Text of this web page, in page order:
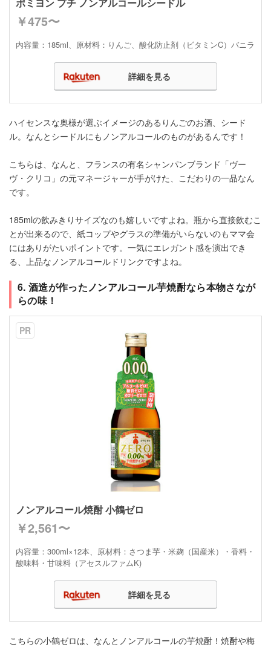
￥475〜
内容量：185ml、原材料：りんご、酸化防止剤（ビタミンC）バニラ
詳細を見る
ハイセンスな奥様が選ぶイメージのあるりんごのお酒、シード
ル。なんとシードルにもノンアルコールのものがあるんです！
こちらは、なんと、フランスの有名シャンパンブランド「ヴー
ヴ・クリコ」の元マネージャーが手がけた、こだわりの一品なん
です。
185mlの飲みきりサイズなのも嬉しいですよね。瓶から直接飲むこ
とが出来るので、紙コップやグラスの準備がいらないのもママ会
にはありがたいポイントです。一気にエレガント感を演出でき
る、上品なノンアルコールドリンクですよね。
6. 酒造が作ったノンアルコール芋焼酎なら本物さなが
らの味！
PR
ノンアルコール焼酎 小鶴ゼロ
￥2,561〜
内容量：300ml×12本、原材料：さつま芋・米麹（国産米）・香料・
酸味料・甘味料（アセスルファムK)
詳細を見る
こちらの小鶴ゼロは、なんとノンアルコールの芋焼酎！焼酎や梅